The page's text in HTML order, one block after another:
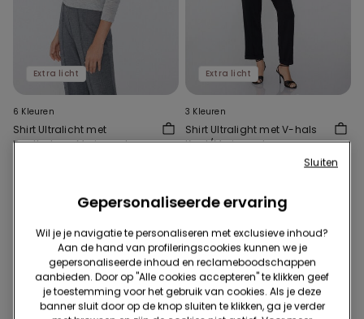
Extra licht
6 Kleuren
Shirt Ultralicht met
Boothals en Merinowol
Extra licht
3 Kleuren
Shirt Ultralight met V-hals
Kant/Merinowol
Gepersonaliseerde ervaring
Wil je je navigatie te personaliseren met exclusieve inhoud?
Aan de hand van profileringscookies kunnen we je
gepersonaliseerde inhoud en reclameboodschappen
aanbieden. Door op "Alle cookies accepteren" te klikken geef
je toestemming voor het gebruik van cookies. Als je deze
banner sluit door op de knop sluiten te klikken, ga je verder
Sluiten